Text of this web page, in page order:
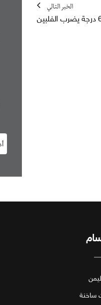
الخبر التالي
ساخنة